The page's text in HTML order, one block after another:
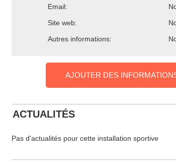
Email:
Site web:
Autres informations:
AJOUTER DES
ACTUALITÉS
Pas d'actualités pour cette installation sportive